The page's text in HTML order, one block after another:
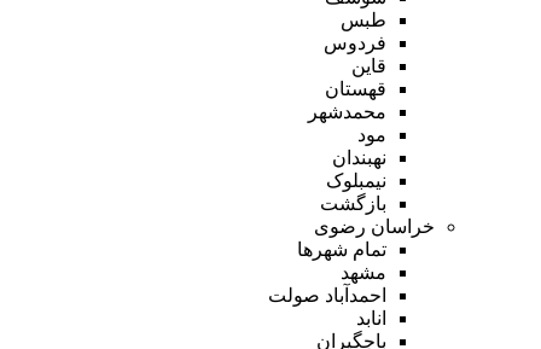
طبس
فردوس
قاین
قهستان
محمدشهر
مود
نهبندان
نیمبلوک
بازگشت
خراسان رضوی
تمام شهر‌ها
مشهد
احمدآباد صولت
انابد
باجگیران